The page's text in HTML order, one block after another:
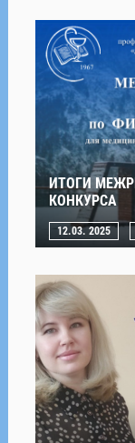
ИТОГИ
КОНКУРСА
12.03. 2025